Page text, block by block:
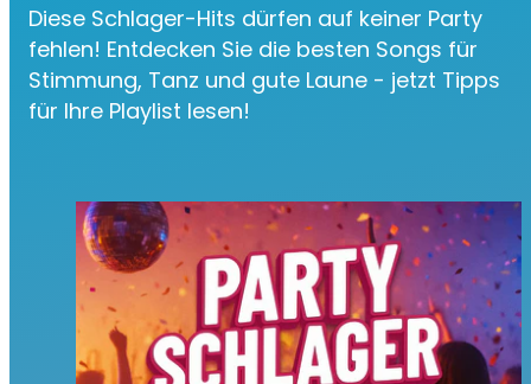
Diese Schlager-Hits dürfen auf keiner Party
fehlen! Entdecken Sie die besten Songs für
Stimmung, Tanz und gute Laune - jetzt Tipps
für Ihre Playlist lesen!